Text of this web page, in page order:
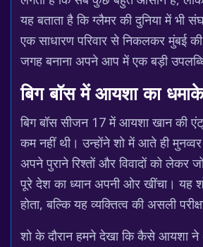
यह बताता है कि ग्लैमर की दुनिया में भी
एक साधारण परिवार से निकलकर मुंबई
जगह बनाना अपने आप में एक बड़ी
बिग बॉस में आयशा का
बिग बॉस सीजन 17 में आयशा खान की
कम नहीं थी। उन्होंने शो में आते ही
अपने पुराने रिश्तों और विवादों को लेकर
पूरे देश का ध्यान अपनी ओर खींचा। यह
होता, बल्कि यह व्यक्तित्व की असली
शो के दौरान हमने देखा कि कैसे आयशा ने